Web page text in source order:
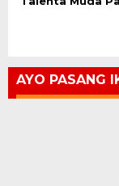
AYO PASANG